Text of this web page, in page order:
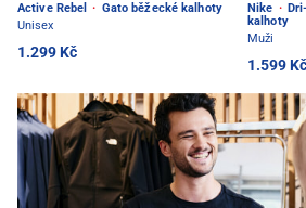
Active Rebel · Gato běžecké kalhoty
Unisex
1.299 Kč
Nike ·
kalhoty
Muži
1.599 Kč